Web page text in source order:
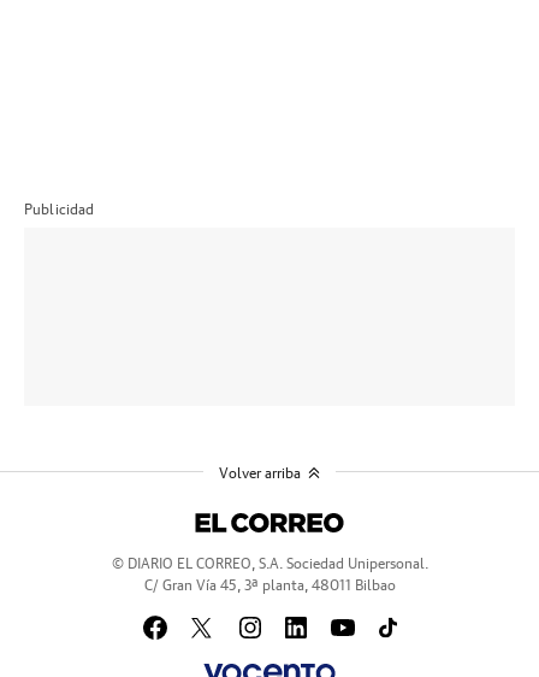
Publicidad
© DIARIO EL CORREO, S.A. Sociedad Unipersonal.
C/ Gran Vía 45, 3ª planta, 48011 Bilbao
Volver arriba